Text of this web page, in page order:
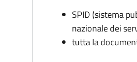
SPID (sistema
nazionale dei
tutta la